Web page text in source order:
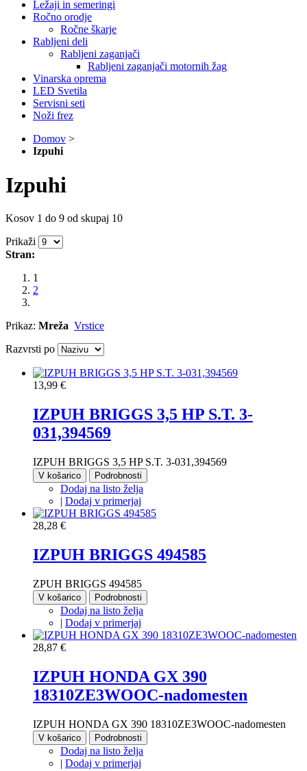
Ležaji in semeringi
Ročno orodje
Ročne škarje
Rabljeni deli
Rabljeni zaganjači
Rabljeni zaganjači motornih žag
Vinarska oprema
LED Svetila
Servisni seti
Noži frez
Domov >
Izpuhi
Izpuhi
Kosov 1 do 9 od skupaj 10
Prikaži
Stran:
1
2
Prikaz: Mreža Vrstice
Razvrsti po
13,99 €
IZPUH BRIGGS 3,5 HP S.T. 3-
031,394569
IZPUH BRIGGS 3,5 HP S.T. 3-031,394569
V košarico Podrobnosti
Dodaj na listo želja
| Dodaj v primerjaj
28,28 €
IZPUH BRIGGS 494585
ZPUH BRIGGS 494585
V košarico Podrobnosti
Dodaj na listo želja
| Dodaj v primerjaj
28,87 €
IZPUH HONDA GX 390
18310ZE3WOOC-nadomesten
IZPUH HONDA GX 390 18310ZE3WOOC-nadomesten
V košarico Podrobnosti
Dodaj na listo želja
| Dodaj v primerjaj